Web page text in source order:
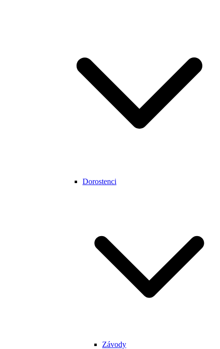
Dorostenci
Závody